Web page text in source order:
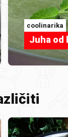
coolinarika
Juha od